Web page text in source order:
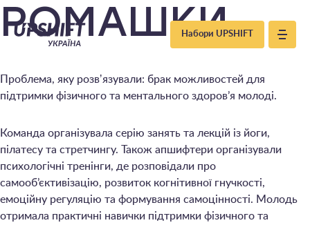
Upshift
–
Україна
Набори UPSHIFT
РОМАШКИ
Проблема, яку розвʼязували: брак можливостей для
підтримки фізичного та ментального здоров’я молоді.
Команда організувала серію занять та лекцій із йоги,
пілатесу та стретчингу. Також апшифтери організували
психологічні тренінги, де розповідали про
самооб’єктивізацію, розвиток когнітивної гнучкості,
емоційну регуляцію та формування самоцінності. Молодь
отримала практичні навички підтримки фізичного та